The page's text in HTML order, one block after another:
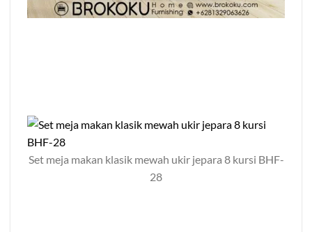
Set meja makan klasik mewah ukir jepara 8 kursi BHF-
28